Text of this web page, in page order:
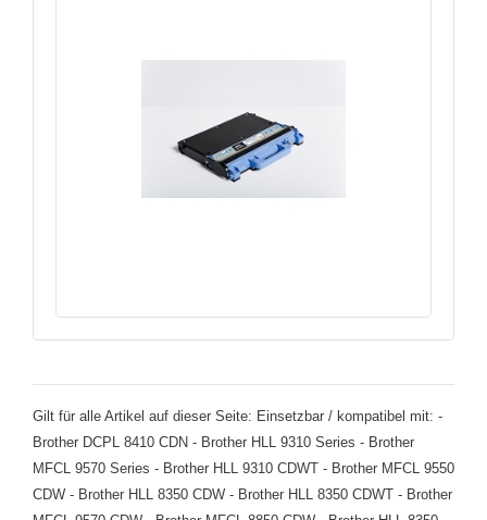
Gilt für alle Artikel auf dieser Seite: Einsetzbar / kompatibel mit: -
Brother DCPL 8410 CDN - Brother HLL 9310 Series - Brother
MFCL 9570 Series - Brother HLL 9310 CDWT - Brother MFCL 9550
CDW - Brother HLL 8350 CDW - Brother HLL 8350 CDWT - Brother